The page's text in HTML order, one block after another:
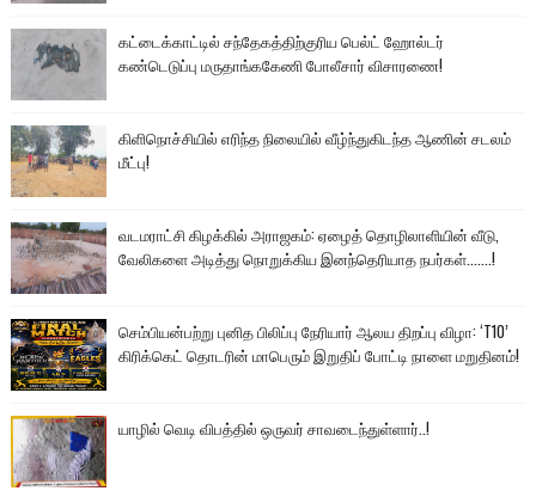
கட்டைக்காட்டில் சந்தேகத்திற்குரிய பெல்ட் ஹோல்டர்
கண்டெடுப்பு மருதாங்ககேணி போலீசார் விசாரணை!
கிளிநொச்சியில் எரிந்த நிலையில் வீழ்ந்துகிடந்த ஆணின் சடலம்
மீட்பு!
வடமராட்சி கிழக்கில் அராஜகம்: ஏழைத் தொழிலாளியின் வீடு,
வேலிகளை அடித்து நொறுக்கிய இனந்தெரியாத நபர்கள்.......!
செம்பியன்பற்று புனித பிலிப்பு நேரியார் ஆலய திறப்பு விழா: ‘T10’
கிரிக்கெட் தொடரின் மாபெரும் இறுதிப் போட்டி நாளை மறுதினம்!
யாழில் வெடி விபத்தில் ஒருவர் சாவடைந்துள்ளார்..!